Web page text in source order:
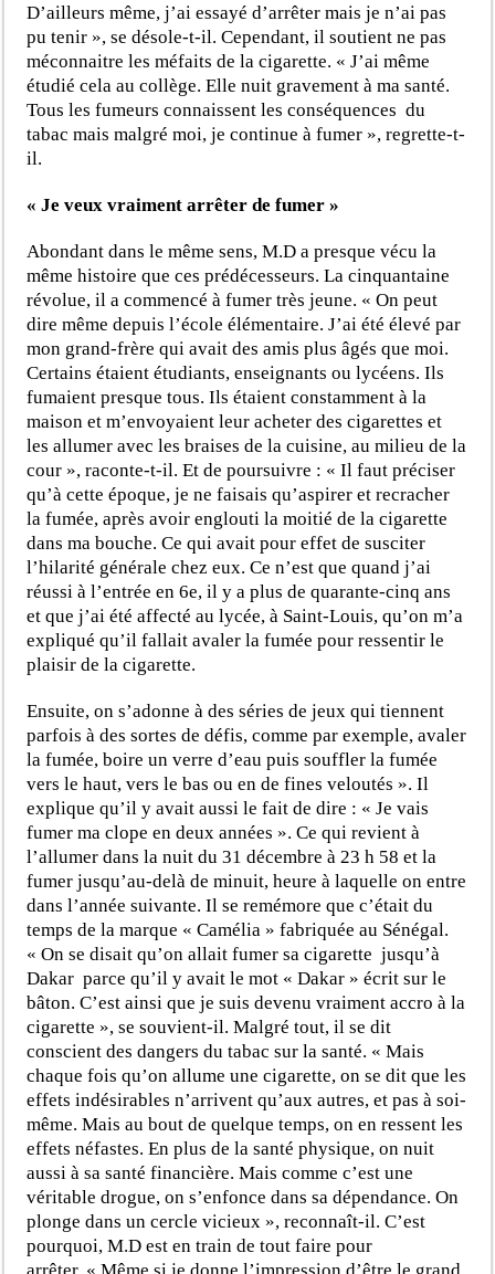
D’ailleurs même, j’ai essayé d’arrêter mais je n’ai pas
pu tenir », se désole-t-il. Cependant, il soutient ne pas
méconnaitre les méfaits de la cigarette. « J’ai même
étudié cela au collège. Elle nuit gravement à ma santé.
Tous les fumeurs connaissent les conséquences du
tabac mais malgré moi, je continue à fumer », regrette-t-
il.
« Je veux vraiment arrêter de fumer »
Abondant dans le même sens, M.D a presque vécu la
même histoire que ces prédécesseurs. La cinquantaine
révolue, il a commencé à fumer très jeune. « On peut
dire même depuis l’école élémentaire. J’ai été élevé par
mon grand-frère qui avait des amis plus âgés que moi.
Certains étaient étudiants, enseignants ou lycéens. Ils
fumaient presque tous. Ils étaient constamment à la
maison et m’envoyaient leur acheter des cigarettes et
les allumer avec les braises de la cuisine, au milieu de la
cour », raconte-t-il. Et de poursuivre : « Il faut préciser
qu’à cette époque, je ne faisais qu’aspirer et recracher
la fumée, après avoir englouti la moitié de la cigarette
dans ma bouche. Ce qui avait pour effet de susciter
l’hilarité générale chez eux. Ce n’est que quand j’ai
réussi à l’entrée en 6e, il y a plus de quarante-cinq ans
et que j’ai été affecté au lycée, à Saint-Louis, qu’on m’a
expliqué qu’il fallait avaler la fumée pour ressentir le
plaisir de la cigarette.
Ensuite, on s’adonne à des séries de jeux qui tiennent
parfois à des sortes de défis, comme par exemple, avaler
la fumée, boire un verre d’eau puis souffler la fumée
vers le haut, vers le bas ou en de fines veloutés ». Il
explique qu’il y avait aussi le fait de dire : « Je vais
fumer ma clope en deux années ». Ce qui revient à
l’allumer dans la nuit du 31 décembre à 23 h 58 et la
fumer jusqu’au-delà de minuit, heure à laquelle on entre
dans l’année suivante. Il se remémore que c’était du
temps de la marque « Camélia » fabriquée au Sénégal.
« On se disait qu’on allait fumer sa cigarette jusqu’à
Dakar parce qu’il y avait le mot « Dakar » écrit sur le
bâton. C’est ainsi que je suis devenu vraiment accro à la
cigarette », se souvient-il. Malgré tout, il se dit
conscient des dangers du tabac sur la santé. « Mais
chaque fois qu’on allume une cigarette, on se dit que les
effets indésirables n’arrivent qu’aux autres, et pas à soi-
même. Mais au bout de quelque temps, on en ressent les
effets néfastes. En plus de la santé physique, on nuit
aussi à sa santé financière. Mais comme c’est une
véritable drogue, on s’enfonce dans sa dépendance. On
plonge dans un cercle vicieux », reconnaît-il. C’est
pourquoi, M.D est en train de tout faire pour